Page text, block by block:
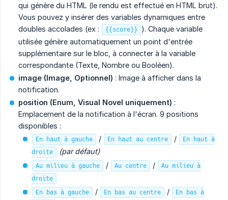
qui génère du HTML (le rendu est effectué en HTML brut).
Vous pouvez y insérer des variables dynamiques entre
doubles accolades (ex :
{{score}} ). Chaque variable
utilisée génère automatiquement un point d'entrée
supplémentaire sur le bloc, à connecter à la variable
correspondante (Texte, Nombre ou Booléen).
image (Image, Optionnel) : Image à afficher dans la
notification.
position (Enum, Visual Novel uniquement) :
Emplacement de la notification à l'écran. 9 positions
disponibles :
En haut à gauche / En haut au centre /
En haut à
droite
(par défaut)
Au milieu à gauche / Au centre /
Au milieu à
droite
En bas à gauche
/ En bas au centre /
En bas à